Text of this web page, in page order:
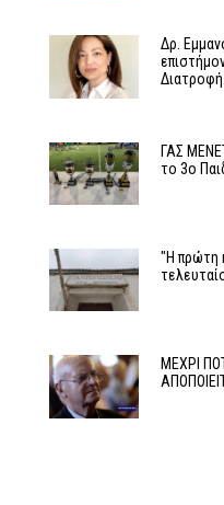
Δρ.
ΓΑΣ
το 3ο
"Η πρώτη
ΜΕΧΡΙ